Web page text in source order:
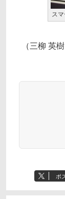
ス
（三柳 英樹
ポ